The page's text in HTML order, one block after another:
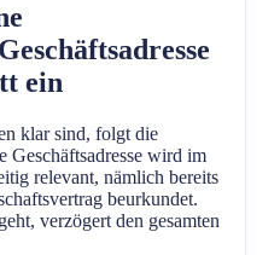
ein
klar sind, folgt die
Geschäftsadresse wird im
relevant, nämlich bereits
beurkundet.
verzögert den gesamten